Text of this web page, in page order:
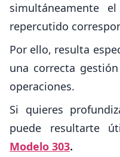
simultáneamente
repercutido
Por ello, resulta
una correcta
operaciones.
Si quieres
puede resultarte
Modelo 303.